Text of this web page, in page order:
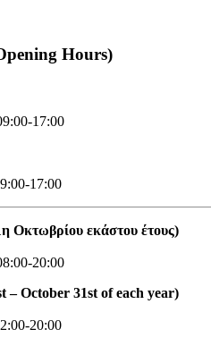
Hours)
17:00
17:00
Οκτωβρίου εκάστου έτους)
20:00
October 31st of each year)
20:00